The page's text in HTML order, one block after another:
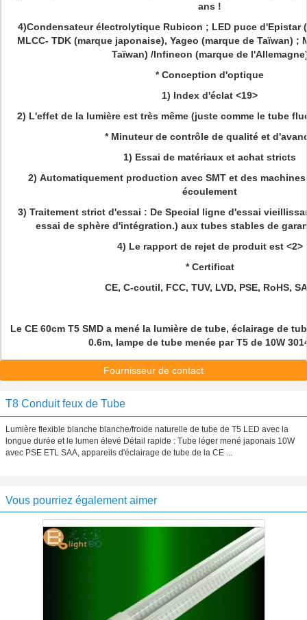
ans !
4)Condensateur électrolytique Rubicon ; LED puce d'Epistar
MLCC- TDK (marque japonaise), Yageo (marque de Taïwan) ;
Taïwan) /Infineon (marque de
* Conception d'optique
1) Index d'éclat <19>
2) L'effet de la lumière est très même (juste comme le tube
* Minuteur de contrôle de qualité et
1) Essai de matériaux et achat stricts
2) Automatiquement production avec SMT et des
écoulement
3) Traitement strict d'essai : De Special ligne d'essai
essai de sphère d'intégration.) aux tubes stables de
4) Le rapport de rejet de produit est<2>
* Certificat
CE, C-coutil, FCC, TUV, LVD, PSE, RoHS,
Le CE 60cm T5 SMD a mené la lumière de tube, éclairage de
0.6m, lampe de tube menée par T5 de 10W
Fournisseur de contact
T8 Conduit feux de Tube
Lumière flexible blanche blanche/froide naturelle de tube de T5 LED avec la
longue durée et le lumen élevé Détail rapide : Tube léger mené japonais 10W
avec PSE ETL SAA, appareils d'éclairage de tube de la CE ...
Vous pourriez également aimer